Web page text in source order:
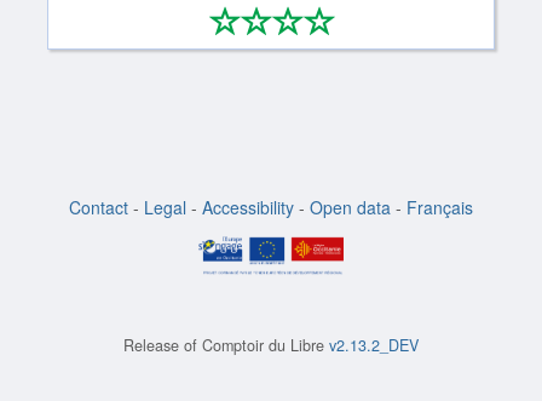
****
0/4
Contact - Legal - Accessibility - Open data - Français
Release of Comptoir du Libre v2.13.2_DEV